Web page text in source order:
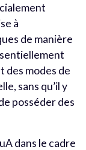
à
de manière
des modes de
sans qu’il y
posséder des
dans le cadre